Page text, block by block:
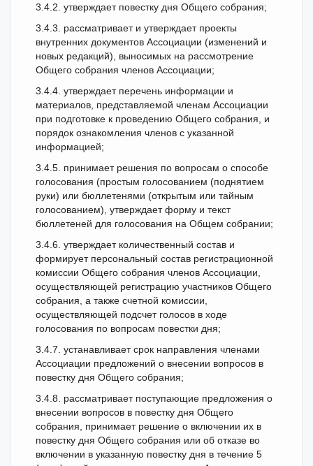
3.4.2. утверждает повестку дня Общего собрания;
3.4.3. рассматривает и утверждает проекты
внутренних документов Ассоциации (изменений и
новых редакций), выносимых на рассмотрение
Общего собрания членов Ассоциации;
3.4.4. утверждает перечень информации и
материалов, представляемой членам Ассоциации
при подготовке к проведению Общего собрания, и
порядок ознакомления членов с указанной
информацией;
3.4.5. принимает решения по вопросам о способе
голосования (простым голосованием (поднятием
руки) или бюллетенями (открытым или тайным
голосованием), утверждает форму и текст
бюллетеней для голосования на Общем собрании;
3.4.6. утверждает количественный состав и
формирует персональный состав регистрационной
комиссии Общего собрания членов Ассоциации,
осуществляющей регистрацию участников Общего
собрания, а также счетной комиссии,
осуществляющей подсчет голосов в ходе
голосования по вопросам повестки дня;
3.4.7. устанавливает срок направления членами
Ассоциации предложений о внесении вопросов в
повестку дня Общего собрания;
3.4.8. рассматривает поступающие предложения о
внесении вопросов в повестку дня Общего
собрания, принимает решение о включении их в
повестку дня Общего собрания или об отказе во
включении в указанную повестку дня в течение 5